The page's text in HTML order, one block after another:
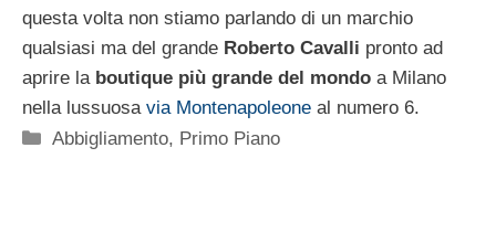
questa volta non stiamo parlando di un marchio
qualsiasi ma del grande Roberto Cavalli pronto ad
aprire la boutique più grande del mondo a Milano
nella lussuosa via Montenapoleone al numero 6.
Categorie
Abbigliamento, Primo Piano